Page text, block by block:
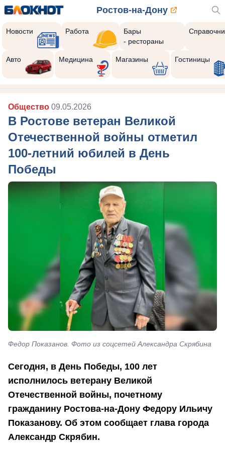
Ростов-на-Дону
Новости Работа
Бары
- рестораны
Авто Медицина Магазины Гостиницы
Общество 09.05.2026
В Ростове ветеран Великой
Отечественной войны отметил
100-летний юбилей в День
Победы
Федор Показанов. Фото из соцсетей Александра Скрябина
Сегодня, в День Победы, 100 лет
исполнилось ветерану Великой
Отечественной войны, почетному
гражданину Ростова-на-Дону Федору Ильичу
Показанову. Об этом сообщает глава города
Александр Скрябин.